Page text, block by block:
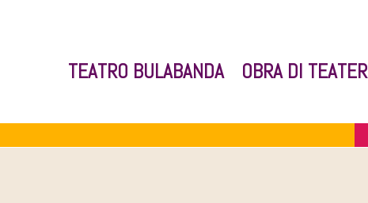
TEATRO BULABANDA OBRA DI TEATER